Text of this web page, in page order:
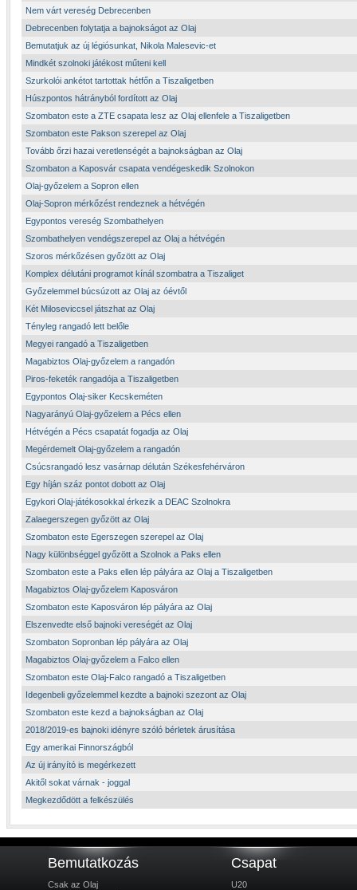
Nem várt vereség Debrecenben
Debrecenben folytatja a bajnokságot az Olaj
Bemutatjuk az új légiósunkat, Nikola Malesevic-et
Mindkét szolnoki játékost műteni kell
Szurkolói ankétot tartottak hétfőn a Tiszaligetben
Húszpontos hátrányból fordított az Olaj
Szombaton este a ZTE csapata lesz az Olaj ellenfele a Tiszaligetben
Szombaton este Pakson szerepel az Olaj
Tovább őrzi hazai veretlenségét a bajnokságban az Olaj
Szombaton a Kaposvár csapata vendégeskedik Szolnokon
Olaj-győzelem a Sopron ellen
Olaj-Sopron mérkőzést rendeznek a hétvégén
Egypontos vereség Szombathelyen
Szombathelyen vendégszerepel az Olaj a hétvégén
Szoros mérkőzésen győzött az Olaj
Komplex délutáni programot kínál szombatra a Tiszaliget
Győzelemmel búcsúzott az Olaj az óévtől
Két Miloseviccsel játszhat az Olaj
Tényleg rangadó lett belőle
Megyei rangadó a Tiszaligetben
Magabiztos Olaj-győzelem a rangadón
Piros-feketék rangadója a Tiszaligetben
Egypontos Olaj-siker Kecskeméten
Nagyarányú Olaj-győzelem a Pécs ellen
Hétvégén a Pécs csapatát fogadja az Olaj
Megérdemelt Olaj-győzelem a rangadón
Csúcsrangadó lesz vasárnap délután Székesfehérváron
Egy híján száz pontot dobott az Olaj
Egykori Olaj-játékosokkal érkezik a DEAC Szolnokra
Zalaegerszegen győzött az Olaj
Szombaton este Egerszegen szerepel az Olaj
Nagy különbséggel győzött a Szolnok a Paks ellen
Szombaton este a Paks ellen lép pályára az Olaj a Tiszaligetben
Magabiztos Olaj-győzelem Kaposváron
Szombaton este Kaposváron lép pályára az Olaj
Elszenvedte első bajnoki vereségét az Olaj
Szombaton Sopronban lép pályára az Olaj
Magabiztos Olaj-győzelem a Falco ellen
Szombaton este Olaj-Falco rangadó a Tiszaligetben
Idegenbeli győzelemmel kezdte a bajnoki szezont az Olaj
Szombaton este kezd a bajnokságban az Olaj
2018/2019-es bajnoki idényre szóló bérletek árusítása
Egy amerikai Finnországból
Az új irányító is megérkezett
Akitől sokat várnak - joggal
Megkezdődött a felkészülés
Bemutatkozás
Csak az Olaj
Csapat
U20